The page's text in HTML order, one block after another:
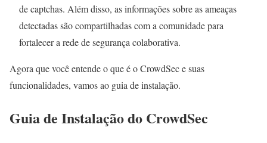
de captchas. Além disso, as informações sobre as ameaças
detectadas são compartilhadas com a comunidade para
fortalecer a rede de segurança colaborativa.
Agora que você entende o que é o CrowdSec e suas
funcionalidades, vamos ao guia de instalação.
Guia de Instalação do CrowdSec